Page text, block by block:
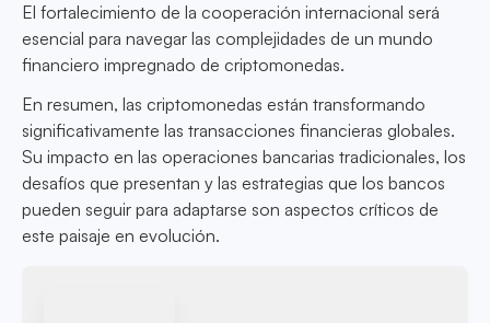
El fortalecimiento de la cooperación internacional será
esencial para navegar las complejidades de un mundo
financiero impregnado de criptomonedas.
En resumen, las criptomonedas están transformando
significativamente las transacciones financieras globales.
Su impacto en las operaciones bancarias tradicionales, los
desafíos que presentan y las estrategias que los bancos
pueden seguir para adaptarse son aspectos críticos de
este paisaje en evolución.